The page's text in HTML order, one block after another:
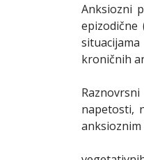
Anksiozni
epizodične
kroničnih
napetosti,